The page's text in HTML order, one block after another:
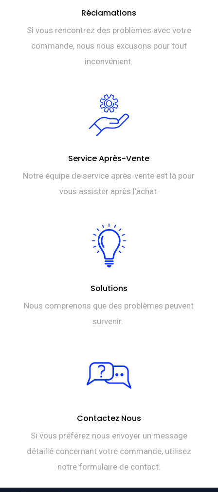
Réclamations
Si vous rencontrez des problèmes avec votre
commande, nous nous excusons pour tout
inconvénient.
Service Après-Vente
Notre équipe de service après-vente est là pour
vous assister après l’achat.
Solutions
Nous comprenons que des problèmes peuvent
survenir.
Contactez Nous
Si vous préférez nous envoyer un message
détaillé concernant votre commande, utilisez
notre formulaire de contact.